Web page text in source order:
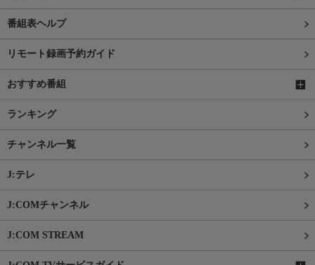
番組表ヘルプ
リモート録画予約ガイド
おすすめ番組
ランキング
チャンネル一覧
J:テレ
J:COMチャンネル
J:COM STREAM